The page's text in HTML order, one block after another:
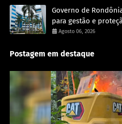
Governo de
para gestão e
Agosto 06, 2026
Postagem em destaque